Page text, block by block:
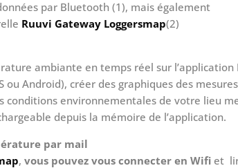
par Bluetooth (1), mais également
Ruuvi Gateway Loggersmap(2)
ambiante en temps réel sur l’application
Android), créer des graphiques des mesures
conditions environnementales de votre lieu
depuis la mémoire de l’application.
par mail
, vous pouvez vous connecter en Wifi et